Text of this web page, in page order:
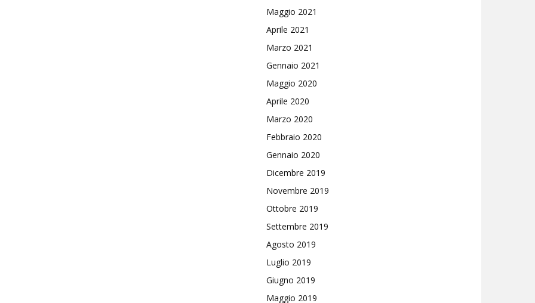
Maggio 2021
Aprile 2021
Marzo 2021
Gennaio 2021
Maggio 2020
Aprile 2020
Marzo 2020
Febbraio 2020
Gennaio 2020
Dicembre 2019
Novembre 2019
Ottobre 2019
Settembre 2019
Agosto 2019
Luglio 2019
Giugno 2019
Maggio 2019